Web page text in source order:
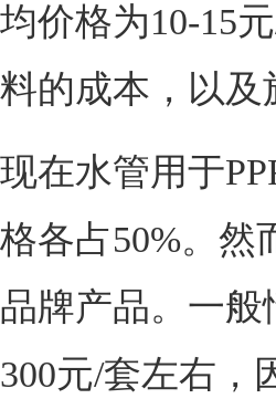
均价格为10-15
料的成本，以
现在水管用于
格各占50%。然
品牌产品。一般
300元/套左右，